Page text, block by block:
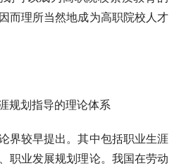
而理所当然地成为高职院校人才
规划指导的理论体系
界较早提出。其中包括职业生涯
职业发展规划理论。我国在劳动